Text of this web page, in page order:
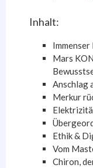
Inhalt:
Mars
Anschlag
Merkur
Ethik &
Vom
Chiron,